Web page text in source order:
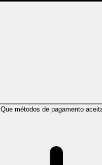
Que métodos de pagamento